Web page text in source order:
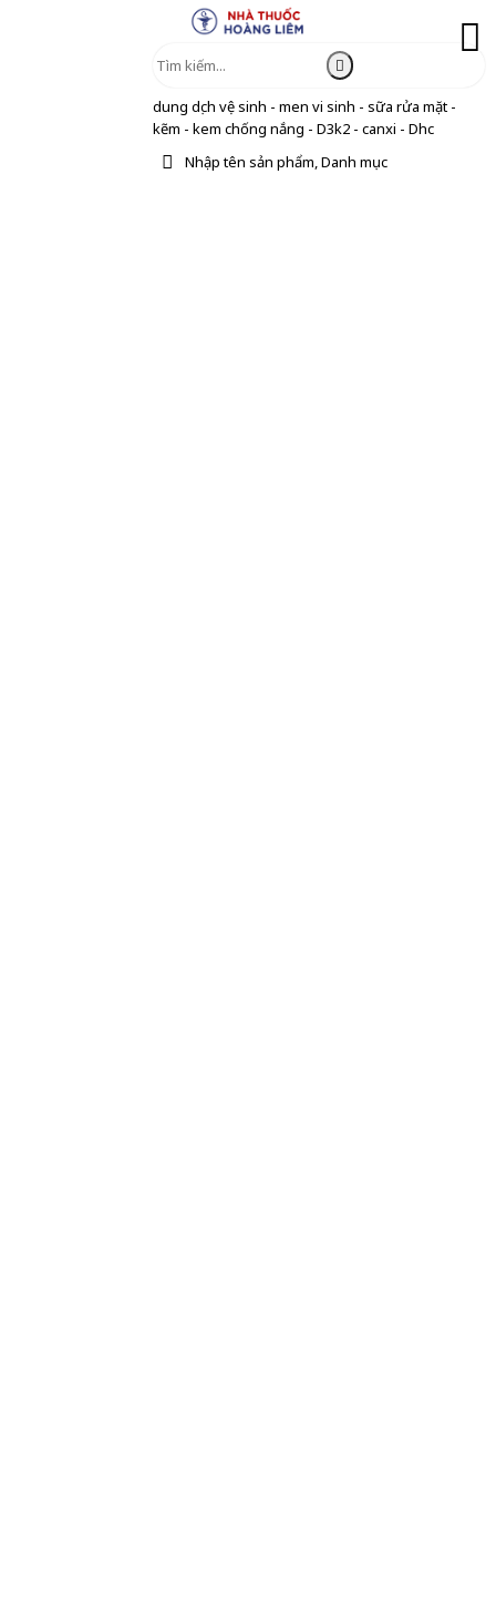
dung dịch vệ sinh - men vi sinh - sữa rửa mặt -
kẽm - kem chống nắng - D3k2 - canxi - Dhc
Nhập tên sản phẩm, Danh mục